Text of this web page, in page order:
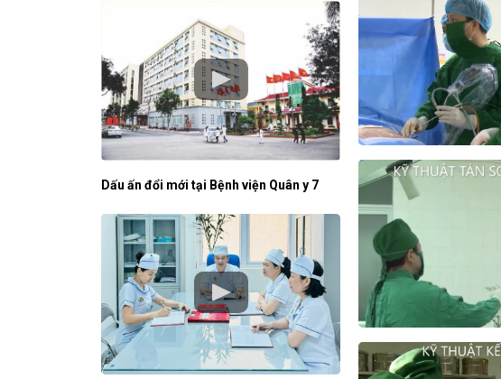
Dấu ấn đổi mới tại Bệnh viện Quân y 7